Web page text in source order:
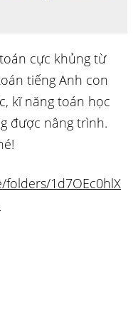
cực khủng từ
tiếng Anh con
kĩ năng toán học
được nâng trình.
1d7OEc0hlX